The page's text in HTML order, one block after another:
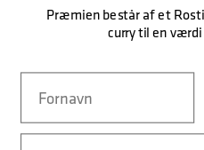
NEM
Præmien består af et
curry til en